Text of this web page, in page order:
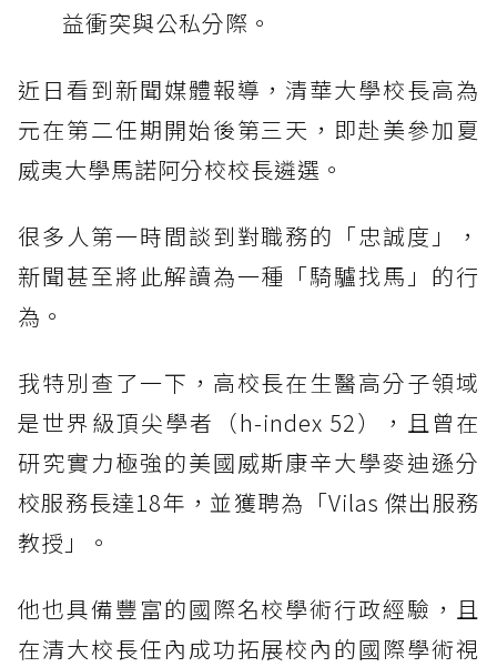
益衝突與公私分際。
近日看到新聞媒體報導，清華大學校長高為
元在第二任期開始後第三天，即赴美參加夏
威夷大學馬諾阿分校校長遴選。
很多人第一時間談到對職務的「忠誠度」，
新聞甚至將此解讀為一種「騎驢找馬」的行
為。
我特別查了一下，高校長在生醫高分子領域
是世界級頂尖學者（h-index 52），且曾在
研究實力極強的美國威斯康辛大學麥迪遜分
校服務長達18年，並獲聘為「Vilas 傑出服務
教授」。
他也具備豐富的國際名校學術行政經驗，且
在清大校長任內成功拓展校內的國際學術視